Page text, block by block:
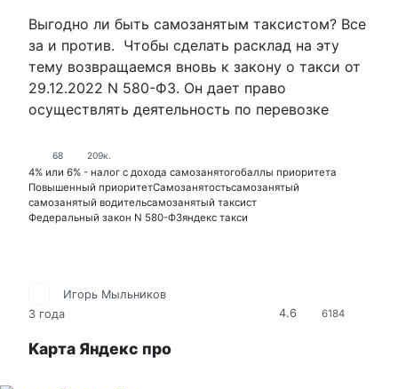
Выгодно ли быть самозанятым таксистом? Все
за и против. Чтобы сделать расклад на эту
тему возвращаемся вновь к закону о такси от
29.12.2022 N 580-ФЗ. Он дает право
осуществлять деятельность по перевозке
68 209к.
4% или 6% - налог с дохода самозанятогобаллы приоритета
Повышенный приоритетСамозанятостьсамозанятый
самозанятый водительсамозанятый таксист
Федеральный закон N 580-ФЗяндекс такси
6184
4.6
Игорь Мыльников
3 года
Kарта Яндекс про